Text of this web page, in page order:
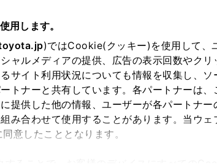
用します。
)ではCookie(クッキー)を使用して、
ャルメディアの提供、広告の表示回数やクリ
サイト利用状況についても情報を収集し、ソ
トナーと共有しています。各パートナーは、
提供した他の情報、ユーザーが各パートナー
み合わせて使用することがあります。当ウェ
意したこととなります。